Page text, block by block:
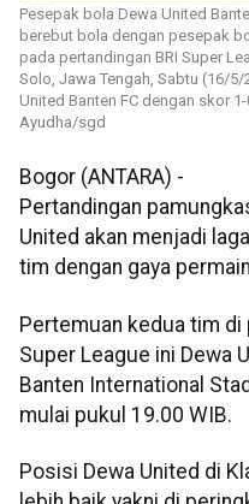
Pesepak bola Dewa United
berebut bola dengan pesepak
pada pertandingan BRI Super
Solo, Jawa Tengah, Sabtu (16/
United Banten FC dengan skor
Ayudha/sgd
Bogor (ANTARA) -
Pertandingan
United akan menjadi
tim dengan gaya
Pertemuan kedua tim di
Super League ini Dewa
Banten International
mulai pukul 19.00 WIB.
Posisi Dewa United di